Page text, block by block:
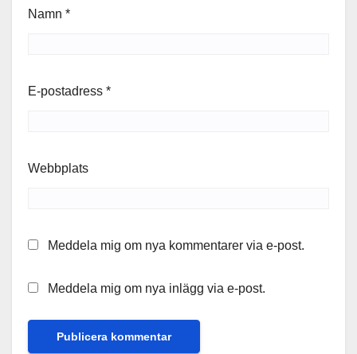
Namn *
E-postadress *
Webbplats
Meddela mig om nya kommentarer via e-post.
Meddela mig om nya inlägg via e-post.